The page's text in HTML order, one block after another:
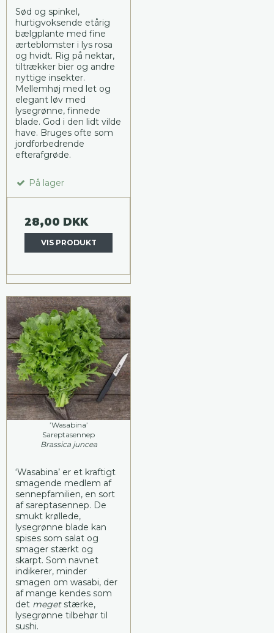
Sød og spinkel,
hurtigvoksende etårig
bælgplante med fine
ærteblomster i lys rosa
og hvidt. Rig på nektar,
tiltrækker bier og andre
nyttige insekter.
Mellemhøj med let og
elegant løv med
lysegrønne, finnede
blade. God i den lidt vilde
have. Bruges ofte som
jordforbedrende
efterafgrøde.
På lager
28,00 DKK
VIS PRODUKT
’Wasabina’
Sareptasennep
Brassica juncea
‘Wasabina’ er et kraftigt
smagende medlem af
sennepfamilien, en sort
af sareptasennep. De
smukt krøllede,
lysegrønne blade kan
spises som salat og
smager stærkt og
skarpt. Som navnet
indikerer, minder
smagen om wasabi, der
af mange kendes som
det megetstærke,
lysegrønne tilbehør til
sushi.